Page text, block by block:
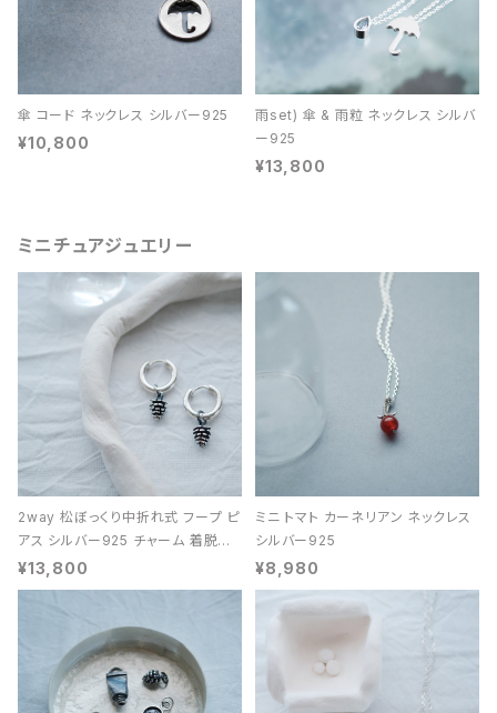
傘 コード ネックレス シルバー925
¥10,800
雨set) 傘 & 雨粒 ネックレス シルバ
ー925
¥13,800
ミニチュアジュエリー
2way 松ぼっくり中折れ式 フープ ピ
アス シルバー925 チャーム 着脱可
能 レディース ユニセックス
¥13,800
ミニ トマト カーネリアン ネックレス
シルバー925
¥8,980